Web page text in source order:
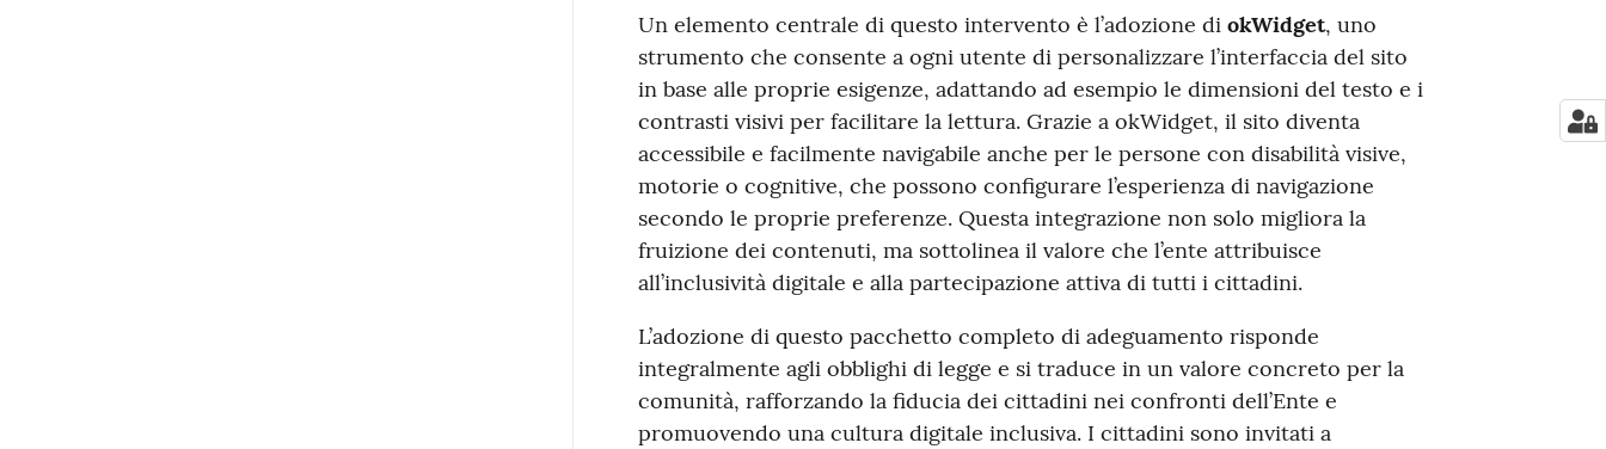
Un elemento centrale di questo intervento è l’adozione di okWidget, uno
strumento che consente a ogni utente di personalizzare l’interfaccia del sito
in base alle proprie esigenze, adattando ad esempio le dimensioni del testo e i
contrasti visivi per facilitare la lettura. Grazie a okWidget, il sito diventa
accessibile e facilmente navigabile anche per le persone con disabilità visive,
motorie o cognitive, che possono configurare l’esperienza di navigazione
secondo le proprie preferenze. Questa integrazione non solo migliora la
fruizione dei contenuti, ma sottolinea il valore che l’ente attribuisce
all’inclusività digitale e alla partecipazione attiva di tutti i cittadini.
L’adozione di questo pacchetto completo di adeguamento risponde
integralmente agli obblighi di legge e si traduce in un valore concreto per la
comunità, rafforzando la fiducia dei cittadini nei confronti dell’Ente e
promuovendo una cultura digitale inclusiva. I cittadini sono invitati a